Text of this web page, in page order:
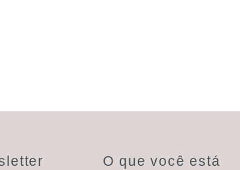
O que você está